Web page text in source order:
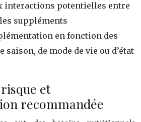
interactions potentielles entre
suppléments
en fonction des
saison, de mode de vie ou d’état
et
recommandée